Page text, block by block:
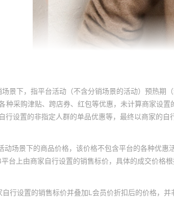
场景下，指平台活动（不含分销场景的活动）预热
种采购津贴、跨店券、红包等优惠，未计算商家设
行设置的非指定人群的单品优惠等，最终以商家的
动场景下的商品价格，该价格不包含平台的各种优惠
台上由商家自行设置的销售标价，具体的成交价格
行设置的销售标价并叠加L会员价折扣后的价格，并